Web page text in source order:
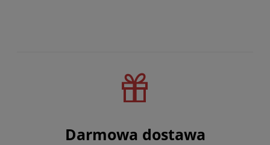
Darmowa dostawa